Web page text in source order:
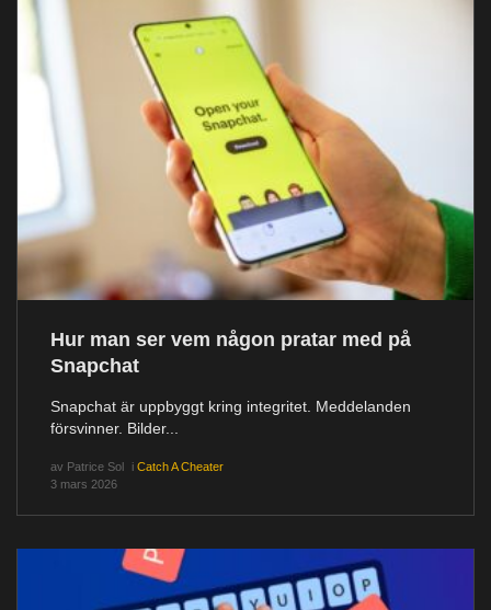
Hur man ser vem någon pratar med på
Snapchat
Snapchat är uppbyggt kring integritet. Meddelanden
försvinner. Bilder...
av Patrice Sol i Catch A Cheater
3 mars 2026